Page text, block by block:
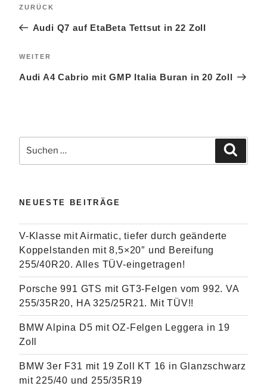
Vorheriger
ZURÜCK
Audi Q7 auf EtaBeta Tettsut in 22 Zoll
Nächster
WEITER
Audi A4 Cabrio mit GMP Italia Buran in 20 Zoll
nach:
NEUESTE BEITRÄGE
V-Klasse mit Airmatic, tiefer durch geänderte
Koppelstanden mit 8,5×20″ und Bereifung
255/40R20. Alles TÜV-eingetragen!
Porsche 991 GTS mit GT3-Felgen vom 992. VA
255/35R20, HA 325/25R21. Mit TÜV!!
BMW Alpina D5 mit OZ-Felgen Leggera in 19
Zoll
BMW 3er F31 mit 19 Zoll KT 16 in Glanzschwarz
mit 225/40 und 255/35R19